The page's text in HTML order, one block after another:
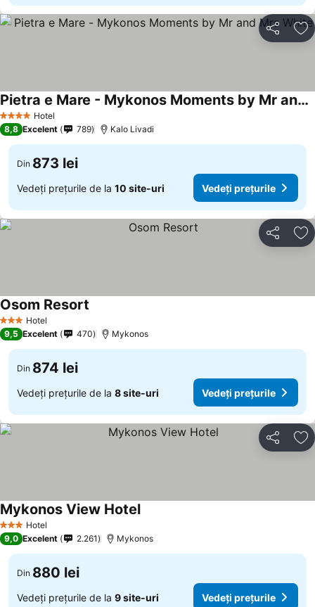
Distribuiți
4 Stele Hotel
Pietra e Mare - Mykonos Moments by Mr and Mrs White
8,8 Excelent 789 Kalo Livadi
Din 873 lei
Vedeți prețurile de la 10 site-uri Vedeți prețurile
Distribuiți
3 SteleHotel
Osom Resort
9,5 Excelent 470 Mykonos
Din 874 lei
Vedeți prețurile de la 8 site-uri Vedeți prețurile
Distribuiți
3 SteleHotel
Mykonos View Hotel
9,0 Excelent 2.261 Mykonos
Din 880 lei
Vedeți prețurile de la 9 site-uri Vedeți prețurile